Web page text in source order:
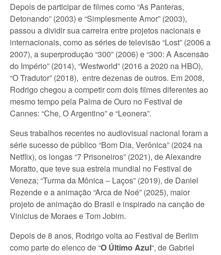
Depois de participar de filmes como “As Panteras,
Detonando” (2003) e “Simplesmente Amor” (2003),
passou a dividir sua carreira entre projetos nacionais e
internacionais, como as séries de televisão “Lost” (2006 a
2007), a superprodução “300” (2006) e “300: A Ascensão
do Império” (2014), “Westworld” (2016 a 2020 na HBO),
“O Tradutor” (2018), entre dezenas de outros. Em 2008,
Rodrigo chegou a competir com dois filmes diferentes ao
mesmo tempo pela Palma de Ouro no Festival de
Cannes: “Che, O Argentino” e “Leonera”.
Seus trabalhos recentes no audiovisual nacional foram a
série sucesso de público “Bom Dia, Verônica” (2024 na
Netflix), os longas “7 Prisoneiros” (2021), de Alexandre
Moratto, que teve sua estreia mundial no Festival de
Veneza; “Turma da Mônica – Laços” (2019), de Daniel
Rezende e a animação “Arca de Noé” (2025), maior
projeto de animação do Brasil e inspirado na canção de
Vinicius de Moraes e Tom Jobim.
Depois de 8 anos, Rodrigo volta ao Festival de Berlim
como parte do elenco de “O Último Azul“, de Gabriel